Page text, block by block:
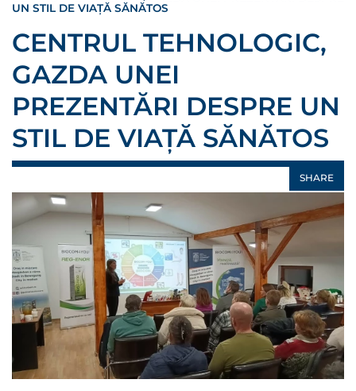
UN STIL DE VIAȚĂ SĂNĂTOS
CENTRUL TEHNOLOGIC,
GAZDA UNEI
PREZENTĂRI DESPRE UN
STIL DE VIAȚĂ SĂNĂTOS
SHARE